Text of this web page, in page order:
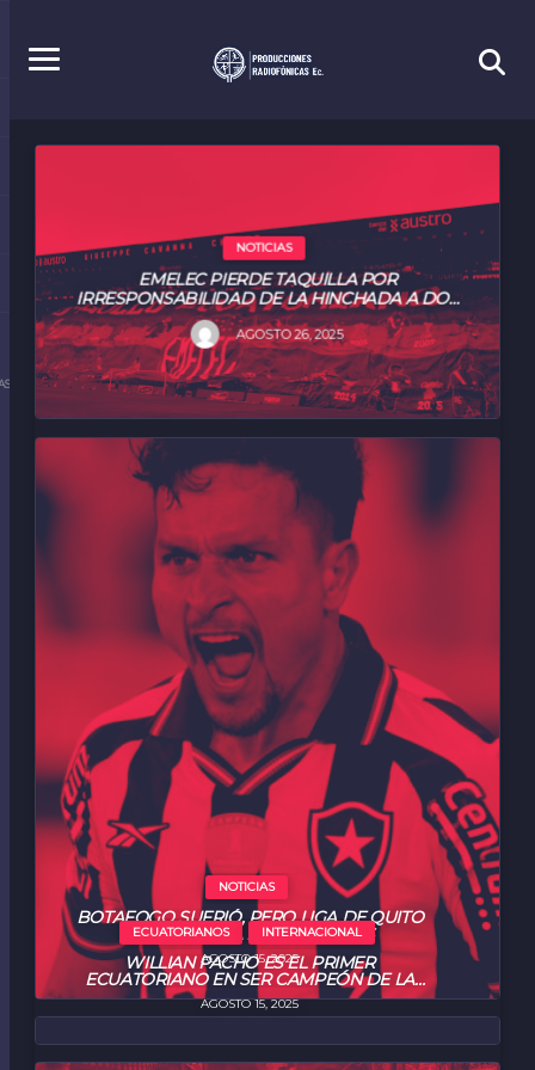
NOTICIAS
EMELEC PIERDE TAQUILLA POR
IRRESPONSABILIDAD DE LA HINCHADA A DOS
FECHAS DEL CLÁSICO DEL ASTILLERO 2025
AGOSTO 26, 2025
NOTICIAS
BOTAFOGO SUFRIÓ, PERO LIGA DE QUITO
PERDIÓ EN LA LIBERTADORES
AGOSTO 15, 2025
ECUATORIANOS INTERNACIONAL
WILLIAN PACHO ES EL PRIMER
ECUATORIANO EN SER CAMPEÓN DE LA
SUPERCOPA DE EUROPA
AGOSTO 15, 2025